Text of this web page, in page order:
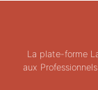
La plate-forme
aux